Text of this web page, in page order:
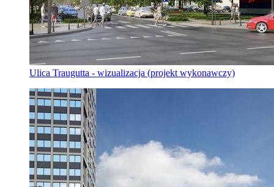
Ulica Traugutta - wizualizacja (projekt wykonawczy)